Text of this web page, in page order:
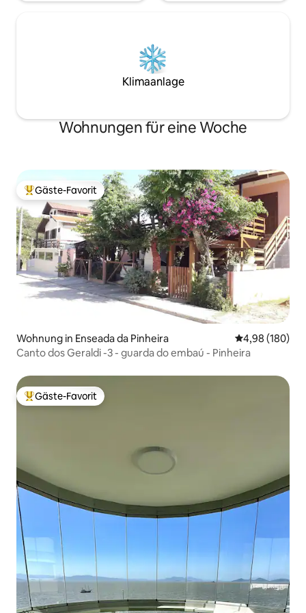
Klimaanlage
Wohnungen für eine Woche
Beliebter Gäste-Favorit.
Gäste-Favorit
Wohnung in Enseada da Pinheira
4,98 (180)
Canto dos Geraldi -3 - guarda do embaú - Pinheira
Beliebter Gäste-Favorit.
Gäste-Favorit